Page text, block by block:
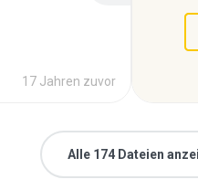
17 Jahren zuvor
Alle 174 Dateien